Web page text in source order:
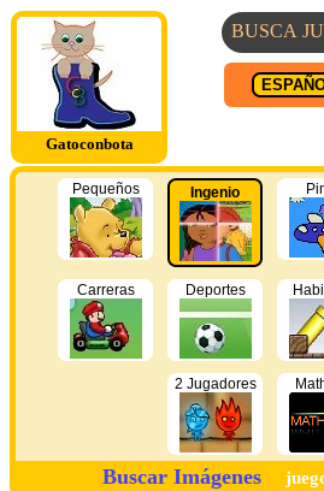
Gatoconbota
Pequeños Ingenio
Carreras Deportes
2 Jugadores
Buscar Imágenes